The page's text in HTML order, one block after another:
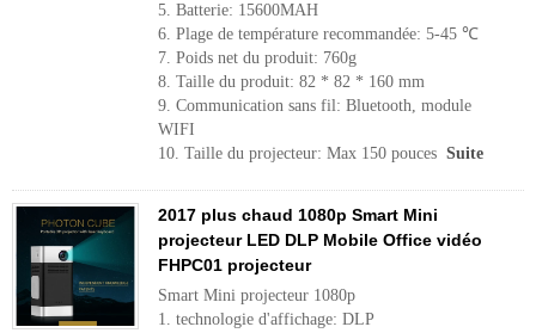
5. Batterie: 15600MAH
6. Plage de température recommandée: 5-45 ℃
7. Poids net du produit: 760g
8. Taille du produit: 82 * 82 * 160 mm
9. Communication sans fil: Bluetooth, module
WIFI
10. Taille du projecteur: Max 150 pouces Suite
2017 plus chaud 1080p Smart Mini
projecteur LED DLP Mobile Office vidéo
FHPC01 projecteur
Smart Mini projecteur 1080p
1. technologie d'affichage: DLP